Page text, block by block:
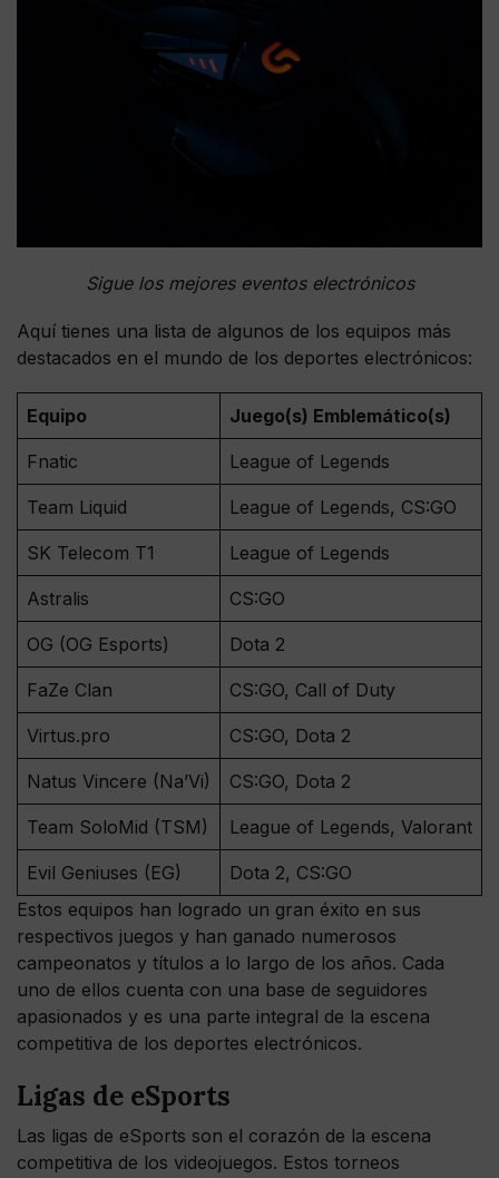
Sigue los mejores eventos electrónicos
Aquí tienes una lista de algunos de los equipos más
destacados en el mundo de los deportes electrónicos:
Equipo Juego(s) Emblemático(s)
Fnatic League of Legends
Team Liquid League of Legends, CS:GO
SK Telecom T1 League of Legends
Astralis CS:GO
OG (OG Esports) Dota 2
FaZe Clan CS:GO, Call of Duty
Virtus.pro CS:GO, Dota 2
Natus Vincere (Na’Vi) CS:GO, Dota 2
Team SoloMid (TSM) League of Legends, Valorant
Evil Geniuses (EG)
Dota 2, CS:GO
Estos equipos han logrado un gran éxito en sus
respectivos juegos y han ganado numerosos
campeonatos y títulos a lo largo de los años. Cada
uno de ellos cuenta con una base de seguidores
apasionados y es una parte integral de la escena
competitiva de los deportes electrónicos.
Ligas de eSports
Las ligas de eSports son el corazón de la escena
competitiva de los videojuegos. Estos torneos